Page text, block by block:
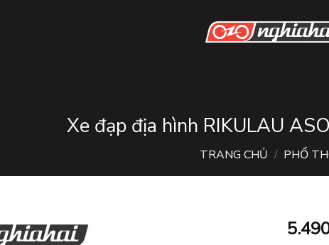
Xe đạp địa hình RIKULAU
TRANG CHỦ / PHỔ